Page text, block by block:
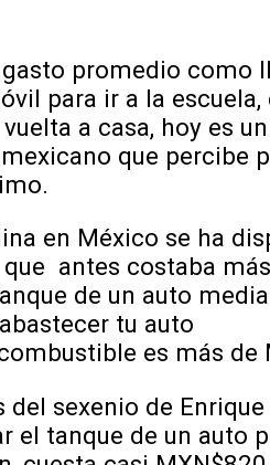
promedio como
para ir a la escuela,
a casa, hoy es
que percibe
en México se ha
que antes costaba
de un auto
tu auto
es más de
del sexenio de
el tanque de un auto